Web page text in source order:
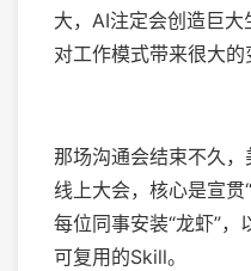
大，AI注定会创造巨大
对工作模式带来很大的
那场沟通会结束不久
线上大会，核心是宣贯
每位同事安装“龙虾”
可复用的Skill。